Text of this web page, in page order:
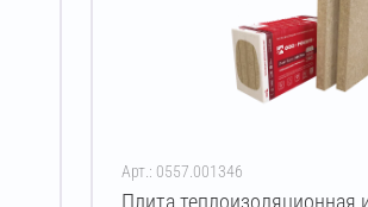
Арт.: 0557.001346
Плита теплоизоляционная